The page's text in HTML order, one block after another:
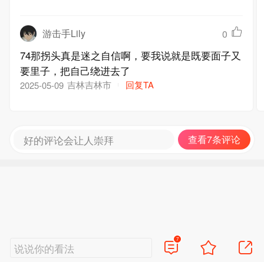
游击手Lily 0
74那拐头真是迷之自信啊，要我说就是既要面子又
要里子，把自己绕进去了
2025-05-09 吉林吉林市 回复TA
好的评论会让人崇拜 查看7条评论
说说你的看法
7